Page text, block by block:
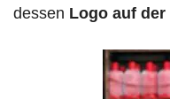
dessen Logo auf